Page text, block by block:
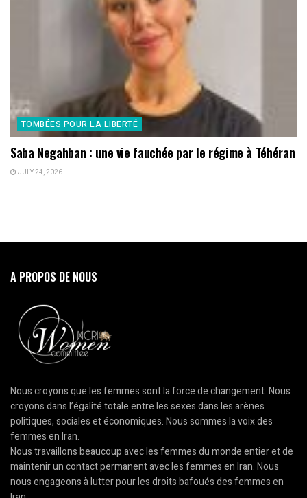
TOMBÉES POUR LA LIBERTÉ
Saba Negahban : une vie fauchée par le régime à Téhéran
JULY 24, 2026
A PROPOS DE NOUS
Nous croyons que les femmes sont la force de changement. Nous
croyons dans l’égalité totale entre les sexes dans les arènes
politiques, sociales et économiques. Nous sommes la voix des
femmes en Iran.
Nous travaillons beaucoup avec les femmes du monde entier et de
maintenir un contact permanent avec les femmes en Iran. Nous
nous engageons à lutter pour les droits bafoués des femmes en